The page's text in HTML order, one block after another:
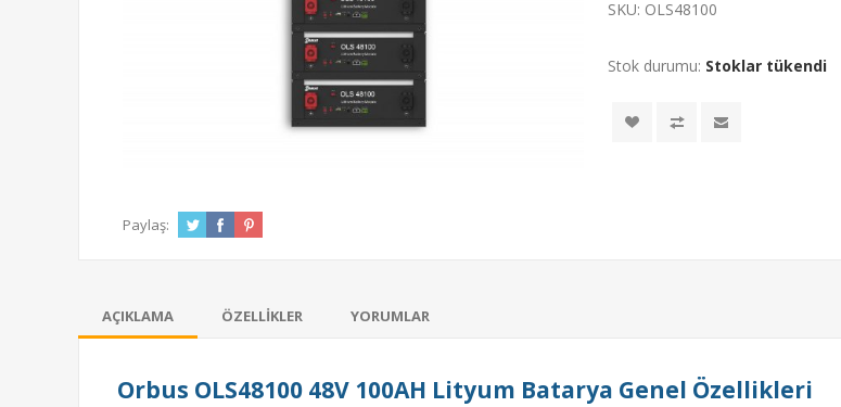
SKU: OLS48100
Stok durumu: Stoklar tükendi
Paylaş:
AÇIKLAMA ÖZELLIKLER YORUMLAR
Orbus OLS48100 48V 100AH Lityum Batarya Genel Özellikleri